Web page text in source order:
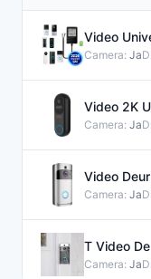
Video
230V-18V
Camera: Ja
Video 2K
Binnenbel
Camera: Ja
Video
met
Camera: Ja
T Video
Compleet
Camera: Ja